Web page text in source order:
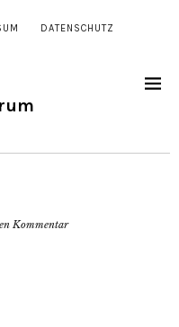
DATENSCHUTZ
Kommentar